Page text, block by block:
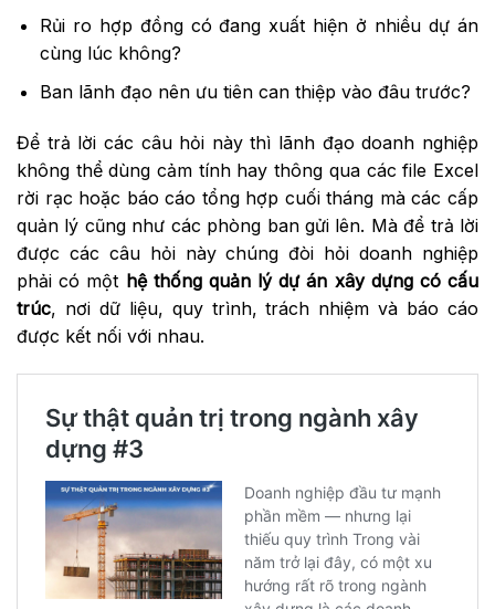
Rủi ro hợp đồng có đang xuất hiện ở nhiều dự án
cùng lúc không?
Ban lãnh đạo nên ưu tiên can thiệp vào đâu trước?
Để trả lời các câu hỏi này thì lãnh đạo doanh nghiệp
không thể dùng cảm tính hay thông qua các file Excel
rời rạc hoặc báo cáo tổng hợp cuối tháng mà các cấp
quản lý cũng như các phòng ban gửi lên. Mà để trả lời
được các câu hỏi này chúng đòi hỏi doanh nghiệp
phải có một hệ thống quản lý dự án xây dựng có cấu
trúc, nơi dữ liệu, quy trình, trách nhiệm và báo cáo
được kết nối với nhau.